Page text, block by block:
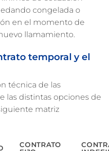
congelada o
en el momento de
llamamiento.
temporal y el
técnica de las
las distintas opciones de
matriz
CONTRATO